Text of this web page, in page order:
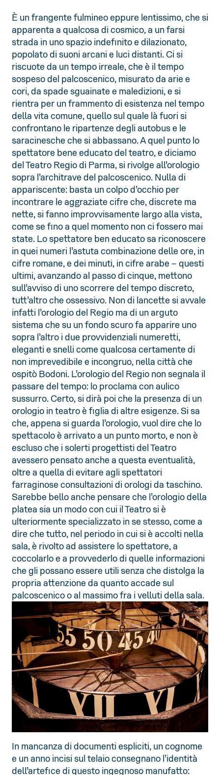
È un frangente fulmineo eppure lentissimo, che si
apparenta a qualcosa di cosmico, a un farsi
strada in uno spazio indefinito e dilazionato,
popolato di suoni arcani e luci distanti. Ci si
riscuote da un tempo irreale, che è il tempo
sospeso del palcoscenico, misurato da arie e
cori, da spade sguainate e maledizioni, e si
rientra per un frammento di esistenza nel tempo
della vita comune, quello sul quale là fuori si
confrontano le ripartenze degli autobus e le
saracinesche che si abbassano. A quel punto lo
spettatore bene educato del teatro, e diciamo
del Teatro Regio di Parma, si rivolge all’orologio
sopra l’architrave del palcoscenico. Nulla di
appariscente: basta un colpo d’occhio per
incontrare le aggraziate cifre che, discrete ma
nette, si fanno improvvisamente largo alla vista,
come se fino a quel momento non ci fossero mai
state. Lo spettatore ben educato sa riconoscere
in quei numeri l’astuta combinazione delle ore, in
cifre romane, e dei minuti, in cifre arabe – questi
ultimi, avanzando al passo di cinque, mettono
sull’avviso di uno scorrere del tempo discreto,
tutt’altro che ossessivo. Non di lancette si avvale
infatti l’orologio del Regio ma di un arguto
sistema che su un fondo scuro fa apparire uno
sopra l’altro i due provvidenziali numeretti,
eleganti e snelli come qualcosa certamente di
non imprevedibile e incongruo, nella città che
ospitò Bodoni. L’orologio del Regio non segnala il
passare del tempo: lo proclama con aulico
sussurro. Certo, si dirà poi che la presenza di un
orologio in teatro è figlia di altre esigenze. Si sa
che, appena si guarda l’orologio, vuol dire che lo
spettacolo è arrivato a un punto morto, e non è
escluso che i solerti progettisti del Teatro
avessero pensato anche a questa eventualità,
oltre a quella di evitare agli spettatori
farraginose consultazioni di orologi da taschino.
Sarebbe bello anche pensare che l’orologio della
platea sia un modo con cui il Teatro si è
ulteriormente specializzato in se stesso, come a
dire che tutto, nel periodo in cui si è accolti nella
sala, è rivolto ad assistere lo spettatore, a
coccolarlo e a provvederlo di quelle informazioni
che gli possano essere utili senza che distolga la
propria attenzione da quanto accade sul
palcoscenico o al massimo fra i velluti della sala.
In mancanza di documenti espliciti, un cognome
e un anno incisi sul telaio consegnano l’identità
dell’artefice di questo ingegnoso manufatto: